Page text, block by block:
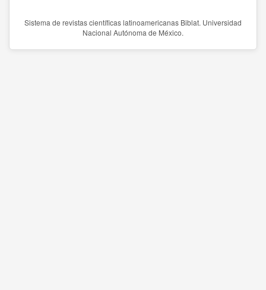
Sistema de revistas científicas latinoamericanas Biblat. Universidad
Nacional Autónoma de México.